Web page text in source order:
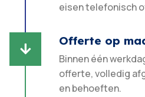
eisen telefonisch

Offerte op
Binnen één
offerte, volledig
en behoeften.​